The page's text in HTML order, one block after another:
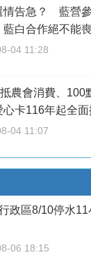
情告急？ 藍營
藍白合作絕不能
04 11:28
農會消費、
心卡116年起全面
04 11:07
政區8/10停水
06 18:15